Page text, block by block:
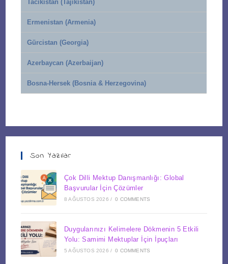
Tacikistan (Tajikistan)
Ermenistan (Armenia)
Gürcistan (Georgia)
Azerbaycan (Azerbaijan)
Bosna-Hersek (Bosnia & Herzegovina)
Son Yazılar
Çok Dilli Mektup Danışmanlığı: Global
Başvurular İçin Çözümler
8 AĞUSTOS 2026 / 0 COMMENTS
Duygularınızı Kelimelere Dökmenin 5 Etkili
Yolu: Samimi Mektuplar İçin İpuçları
5 AĞUSTOS 2026 / 0 COMMENTS